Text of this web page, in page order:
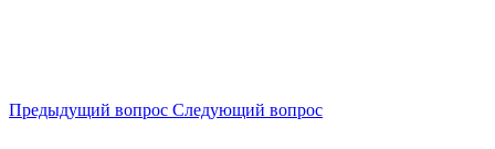
Предыдущий вопрос Следующий вопрос